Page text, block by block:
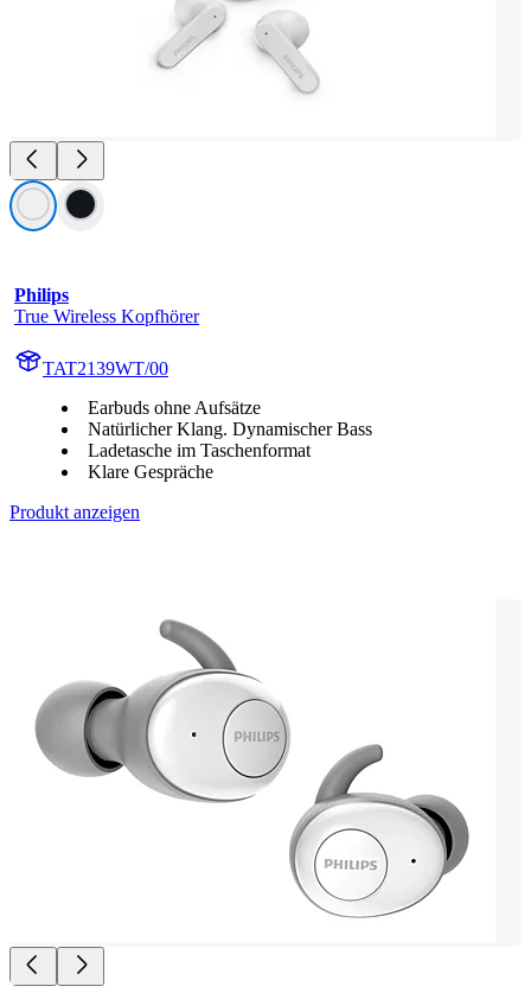
Philips
True Wireless Kopfhörer
TAT2139WT/00
Earbuds ohne Aufsätze
Natürlicher Klang. Dynamischer Bass
Ladetasche im Taschenformat
Klare Gespräche
Produkt anzeigen